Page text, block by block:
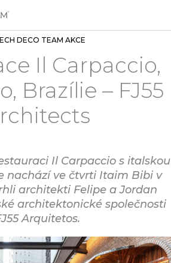
DECO TEAM AKCE
Il Carpaccio,
Brazílie – FJ55
Il Carpaccio s italskou
nachází ve čtvrti Itaim Bibi v
architekti Felipe a Jordan
architektonické společnosti
Arquitetos.